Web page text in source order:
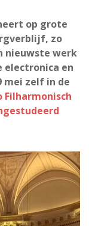
op grote
zo
nieuwste werk
electronica en
mei zelf in de
Filharmonisch